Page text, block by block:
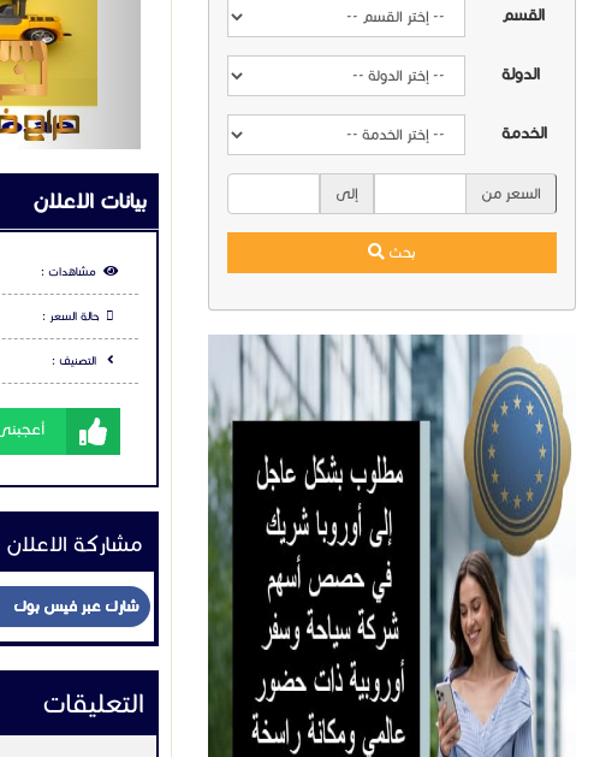
القسم
الدولة
الخدمة
السعر من إلى
بحث
بيانات الاعلان
مشاهدات :
حالة السعر :
التصنيف :
مشاركة الاعلان
شارك عبر فيس بوك
التعليقات